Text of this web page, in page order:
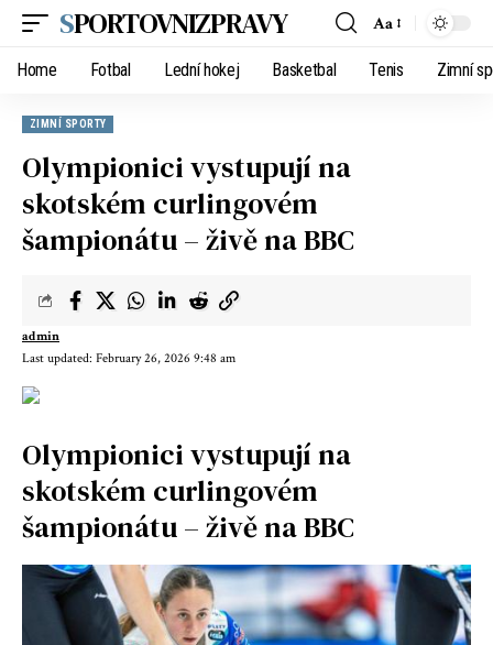
SPORTOVNIZPRAVY Aa
Home Fotbal Lední hokej Basketbal Tenis Zimní
ZIMNÍ SPORTY
Olympionici vystupují na
skotském curlingovém
šampionátu – živě na BBC
Last updated: February 26, 2026 9:48 am
admin
Olympionici vystupují na
skotském curlingovém
šampionátu – živě na BBC